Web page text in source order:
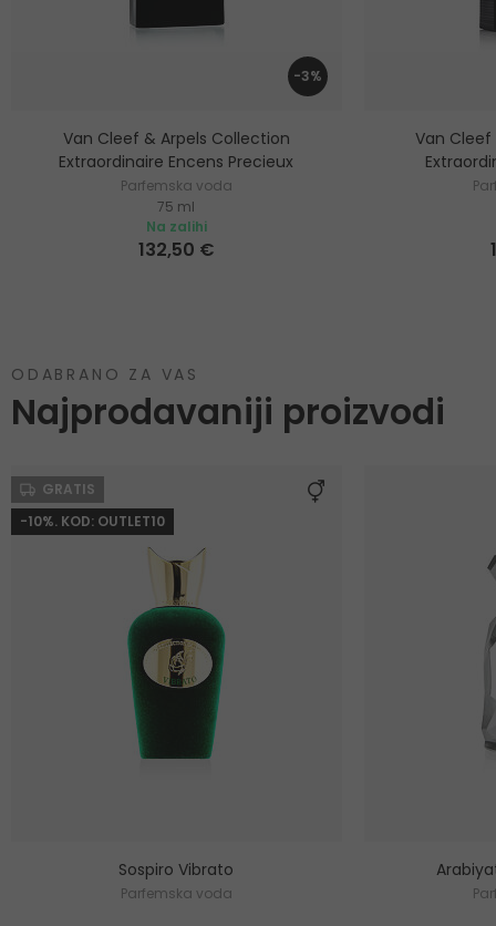
-3%
Van Cleef & Arpels Collection
Extraordinaire Encens Precieux
Parfemska voda
75 ml
Na zalihi
132,50 €
Van
ODABRANO ZA VAS
Najprodavaniji proizvodi
GRATIS
-10%. KOD: OUTLET10
Sospiro Vibrato
Parfemska voda